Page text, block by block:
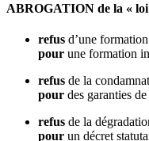
ABROGATION de la « loi
refus d’une
pour une formation
refus de la
pour des garanties
refus de la
pour un décret